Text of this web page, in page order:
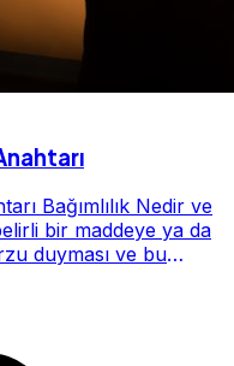
Bağımlılık Nedir ve
bir maddeye ya da
duyması ve bu